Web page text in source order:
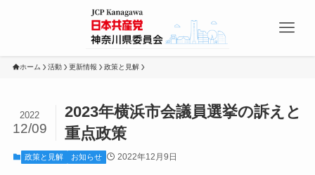
ホーム 活動 更新情報 政策と見解
2023年横浜市会議員選挙の訴えと
重点政策
2022
12/09
政策と見解 お知らせ 2022年12月9日